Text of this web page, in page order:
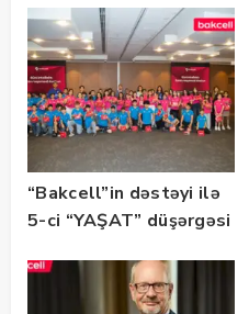
Bootcamp” başladı
“Bakcell”in dəstəyi ilə
5-ci “YAŞAT” düşərgəsi